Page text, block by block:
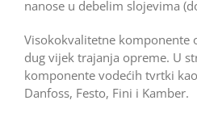
nanose u debelim slojevima
Visokokvalitetne komponente
dug vijek trajanja opreme. U
komponente vodećih tvrtki
Danfoss, Festo, Fini i Kamber.